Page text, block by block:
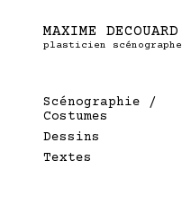
MAXIME DECOUARD
plasticien scénographe
Scénographie /
Costumes
Dessins
Textes
Scénographie /
Costumes
Dessins
Textes